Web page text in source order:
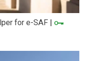
for e-SAF |